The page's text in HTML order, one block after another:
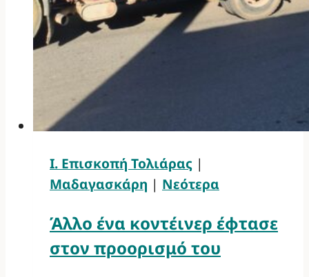
Ι. Επισκοπή Τολιάρας |
Μαδαγασκάρη | Νεότερα
Άλλο ένα κοντέινερ έφτασε
στον προορισμό του